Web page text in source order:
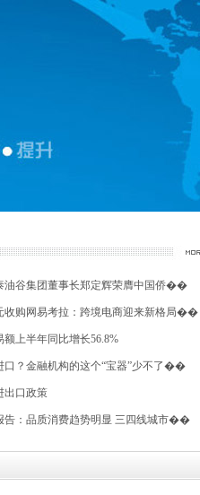
油谷集团董事长郑定辉荣膺中国侨��
收购网易考拉：跨境电商迎来新格局��
上半年同比增长56.8%
口？金融机构的这个“宝器”少不了��
出口政策
告：品质消费趋势明显 三四线城市��